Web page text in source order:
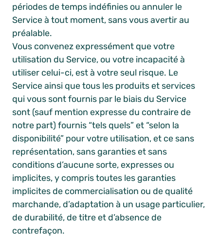
périodes de temps indéfinies ou annuler le
Service à tout moment, sans vous avertir au
préalable.
Vous convenez expressément que votre
utilisation du Service, ou votre incapacité à
utiliser celui-ci, est à votre seul risque. Le
Service ainsi que tous les produits et services
qui vous sont fournis par le biais du Service
sont (sauf mention expresse du contraire de
notre part) fournis “tels quels” et “selon la
disponibilité” pour votre utilisation, et ce sans
représentation, sans garanties et sans
conditions d’aucune sorte, expresses ou
implicites, y compris toutes les garanties
implicites de commercialisation ou de qualité
marchande, d’adaptation à un usage particulier,
de durabilité, de titre et d’absence de
contrefaçon.